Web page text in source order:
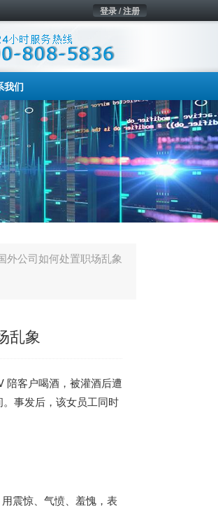
登录 / 注册
我们
外公司如何处置职场乱象
乱象
陪客户喝酒，被灌酒后遭
事发后，该女员工同时
震惊、气愤、羞愧，表